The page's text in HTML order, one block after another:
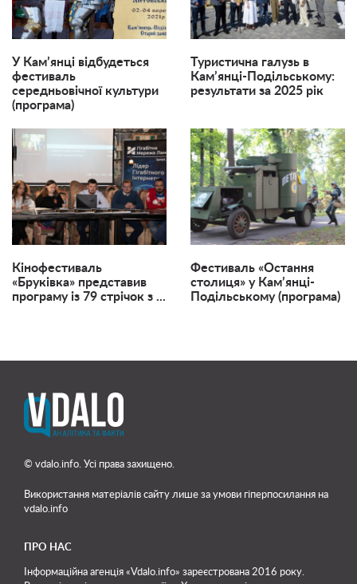
У Кам’янці відбудеться
фестиваль
середньовічної культури
(програма)
Туристична галузь в
Кам’янці-Подільському:
результати за 2025 рік
Кінофестиваль
«Бруківка» представив
програму із 79 стрічок з ...
Фестиваль «Остання
столиця» у Кам’янці-
Подільському (програма)
© vdalo.info. Усі права захищено.
Використання матеріалів сайту лише за умови гіперпосилання на
vdalo.info
ПРО НАС
Інформаційна агенція «Vdalo.info» зареєстрована 2016 року.